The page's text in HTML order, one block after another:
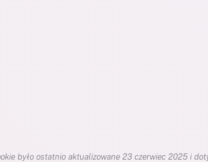
było ostatnio aktualizowane 23 czerwiec 2025 i